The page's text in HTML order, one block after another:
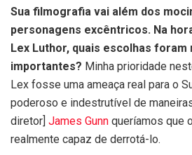
Sua filmografia vai além dos
personagens excêntricos. Na
Lex Luthor, quais escolhas foram
importantes? Minha prioridade
Lex fosse uma ameaça real para o
poderoso e indestrutível de
diretor] James Gunn queríamos que
realmente capaz de derrotá-lo.